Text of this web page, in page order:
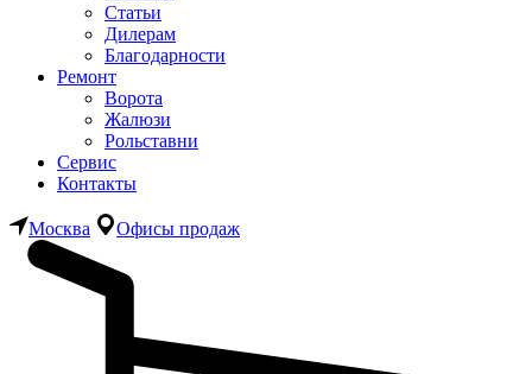
Статьи
Дилерам
Благодарности
Ремонт
Ворота
Жалюзи
Рольставни
Сервис
Контакты
Москва Офисы продаж